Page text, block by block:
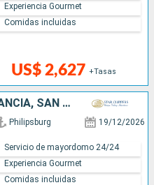
US$ 2,627 +Tasas
Experiencia Gourmet
Comidas incluidas
DOMINICA, REINO UNIDO, FRANCIA, SAN MARTÍN
Philipsburg 19/12/2026
Servicio de mayordomo 24/24
Experiencia Gourmet
Comidas incluidas